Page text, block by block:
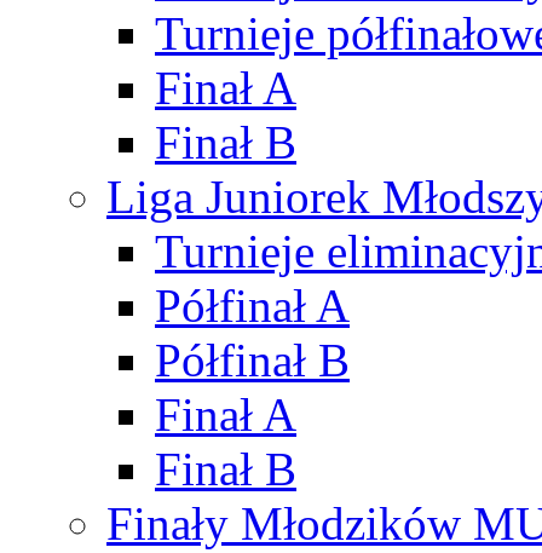
Turnieje
Finał A
Finał B
Liga Juniorek
Turnieje
Półfinał A
Półfinał B
Finał A
Finał B
Finały Młodzików